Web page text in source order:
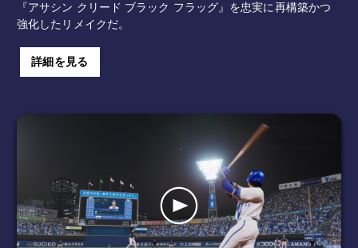
『アサシン クリード ブラック フラッグ』を忠実に再構築かつ
強化したリメイクだ。
詳細を見る